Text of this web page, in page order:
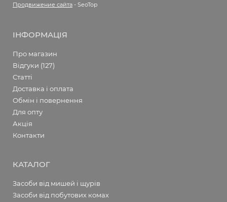
Продвижение сайта - SeoTop
ІНФОРМАЦІЯ
Про магазин
Відгуки (127)
Статті
Доставка і оплата
Обмін і повернення
Для опту
Акція
Контакти
КАТАЛОГ
Засоби від мишей і щурів
Засоби від побутових комах